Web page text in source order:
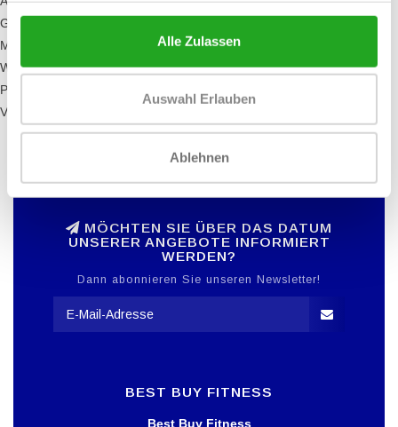
Alle Zulassen
Auswahl Erlauben
Ablehnen
Gewicht: 61 kg
Maximales Benutzergewicht: 180 kg
Widerstandsstufen: 1 - 25
Programme: 26
Visioweb: die digitale Webplattform mit 19 "Touchscreen-Display
MÖCHTEN SIE ÜBER DAS DATUM
UNSERER ANGEBOTE INFORMIERT
WERDEN?
Dann abonnieren Sie unseren Newsletter!
BEST BUY FITNESS
Best Buy Fitness